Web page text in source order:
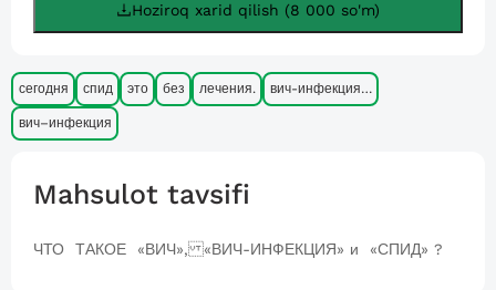
Hoziroq xarid qilish (8 000 so'm)
сегодня спид это без лечения. вич-инфекция…
вич–инфекция
Mahsulot tavsifi
ЧТО ТАКОЕ «ВИЧ», «ВИЧ-ИНФЕКЦИЯ» и «СПИД» ?